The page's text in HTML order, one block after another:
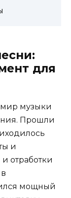
для
музыки
Прошли
и
отработки
мощный